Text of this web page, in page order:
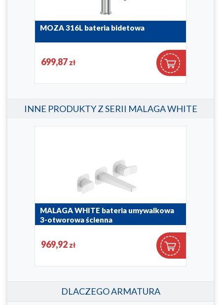
MOZA 316L bateria bidetowa
699,87 zł
INNE PRODUKTY Z SERII MALAGA WHITE
MALAGA WHITE bateria umywalkowa
3-otworowa ścienna
969,92 zł
DLACZEGO ARMATURA